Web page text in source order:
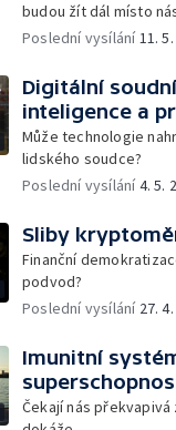
budou žít dál místo
Poslední vysílání11.
Digitální
inteligence a
Může technologie
lidského soudce?
Poslední vysílání4. 5.
Sliby
Finanční
podvod?
Poslední vysílání 27.
Imunitní
Čekají nás